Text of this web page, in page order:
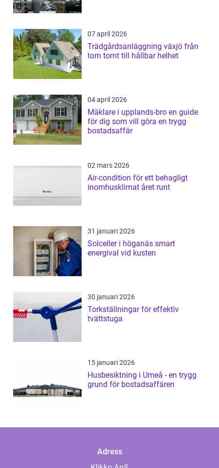
07 april 2026
Trädgårdsanläggning växjö från
tom tomt till hållbar helhet
04 april 2026
Mäklare i upplands-bro en guide
för dig som vill göra en trygg
bostadsaffär
02 mars 2026
Air-condition för ett behagligt
inomhusklimat året runt
31 januari 2026
Solceller i höganäs smart
energival vid kusten
30 januari 2026
Torkställningar för effektiv
tvättstuga
15 januari 2026
Husbesiktning i Umeå - en trygg
grund för bostadsaffären
Adress